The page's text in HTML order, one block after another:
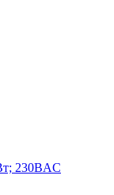
230ВAC